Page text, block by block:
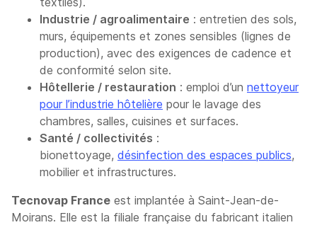
Industrie / agroalimentaire : entretien des sols,
murs, équipements et zones sensibles (lignes de
production), avec des exigences de cadence et
de conformité selon site.
Hôtellerie / restauration : emploi d’un nettoyeur
pour l’industrie hôtelière pour le lavage des
chambres, salles, cuisines et surfaces.
Santé / collectivités :
bionettoyage, désinfection des espaces publics,
mobilier et infrastructures.
Tecnovap France est implantée à Saint-Jean-de-
Moirans. Elle est la filiale française du fabricant italien